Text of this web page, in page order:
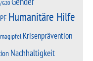
G20
Humanitäre Hilfe
Krisenprävention
Nachhaltigkeit